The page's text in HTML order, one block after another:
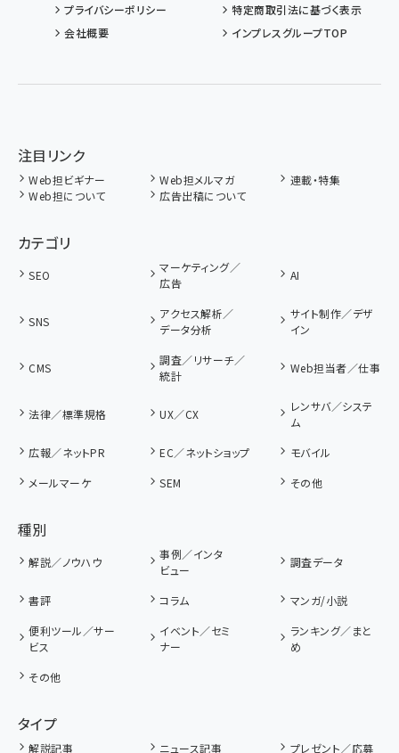
プライバシーポリシー
特定商取引法に基づく表示
会社概要
インプレスグループTOP
注目リンク
Web担ビギナー Web担メルマガ
連載・特集
Web担について
広告出稿について
カテゴリ
SEO
マーケティング／
広告
AI
SNS
アクセス解析／
データ分析
サイト制作／デザ
イン
CMS
調査／リサーチ／
統計
Web担当者／仕事
法律／標準規格 UX／CX
レンサバ／システ
ム
広報／ネットPR
EC／ネットショップ
モバイル
メールマーケ
SEM その他
種別
解説／ノウハウ
事例／インタ
ビュー
調査データ
書評 コラム
マンガ/小説
便利ツール／サー
ビス
イベント／セミ
ナー
ランキング／まと
め
その他
タイプ
解説記事 ニュース記事 プレゼント／応募